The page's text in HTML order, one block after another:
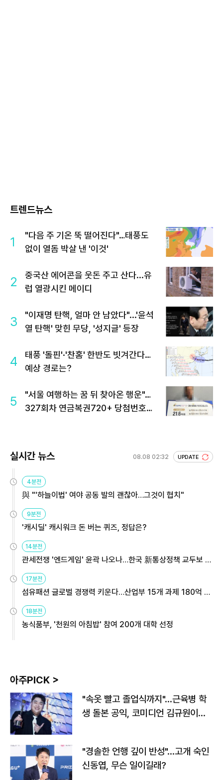
트렌드뉴스
1
"다음 주 기온 뚝 떨어진다"…태풍도
없이 열돔 박살 낸 '이것'
2
중국산 에어콘을 웃돈 주고 산다...유
럽 열광시킨 메이디
3
"이재명 탄핵, 얼마 안 남았다"...'윤석
열 탄핵' 맞힌 무당, '성지글' 등장
4
태풍 '돌핀'·'찬홈' 한반도 빗겨간다…
예상 경로는?
5
"서울 여행하는 꿈 뒤 찾아온 행운"…
327회차 연금복권720+ 당첨번호조
실시간 뉴스 08.08 02:32 UPDATE
4분전
與 "'하늘이법' 여야 공동 발의 괜찮아…그것이 협치"
9분전
'캐시딜' 캐시워크 돈 버는 퀴즈, 정답은?
14분전
관세전쟁 '엔드게임' 윤곽 나오나…한국 新통상정책 교두보 활
용해야
17분전
섬유패션 글로벌 경쟁력 키운다…산업부 15개 과제 180억 지
원
18분전
농식품부, '천원의 아침밥' 참여 200개 대학 선정
아주PICK >
"속옷 빨고 졸업식까지"…근육병 학
생 돌본 공익, 코미디언 김규원이었
"경솔한 언행 깊이 반성"…고개 숙인
신동엽, 무슨 일이길래?